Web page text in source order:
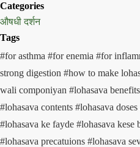
Categories
औषधी दर्शन
Tags
#for asthma #for enemia #for
strong digestion #how to make
wali componiyan #lohasava
#lohasava contents #lohasava doses
#lohasava ke fayde #lohasava kese
#lohasava precatuions #lohasava